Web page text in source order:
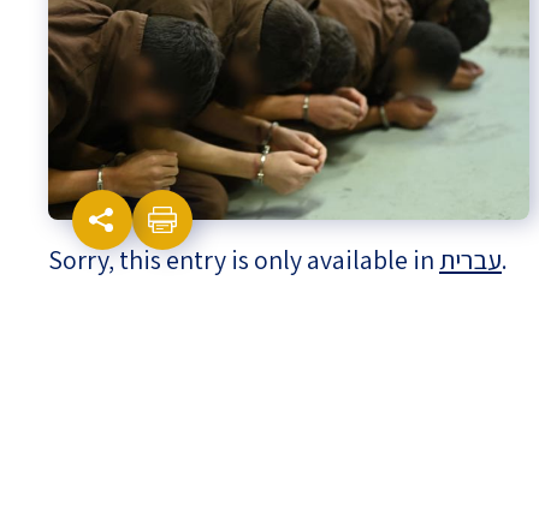
Israel-China Relations
Sorry, this entry is only available in עברית.